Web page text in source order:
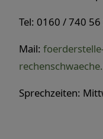
Tel: 0160 / 740 56
Mail:
Sprechzeiten: